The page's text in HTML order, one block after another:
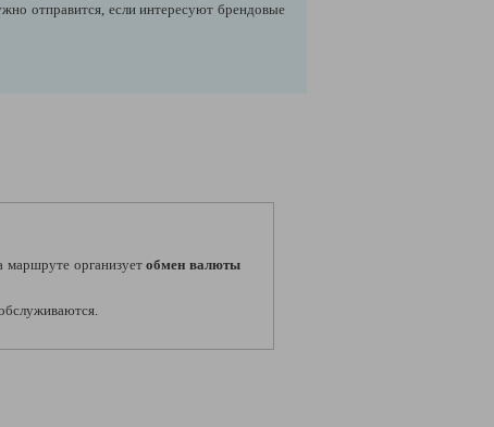
отправится, если интересуют брендовые
организуетобмен валюты